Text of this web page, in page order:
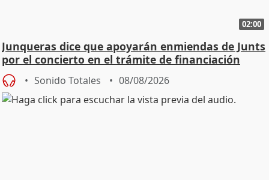
02:00
Junqueras dice que apoyarán enmiendas de Junts
por el concierto en el trámite de financiación
Sonido Totales 08/08/2026